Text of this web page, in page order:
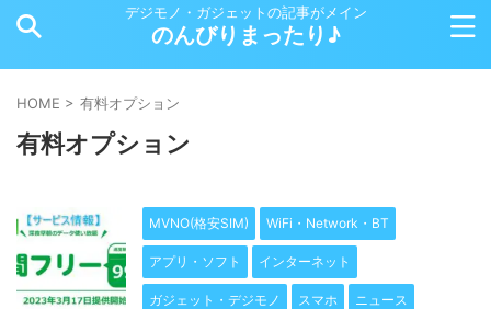
デジモノ・ガジェットの記事がメイン
のんびりまったり♪
HOME > 有料オプション
有料オプション
MVNO(格安SIM) WiFi・Network・BT
アプリ・ソフト インターネット
ガジェット・デジモノ スマホ ニュース